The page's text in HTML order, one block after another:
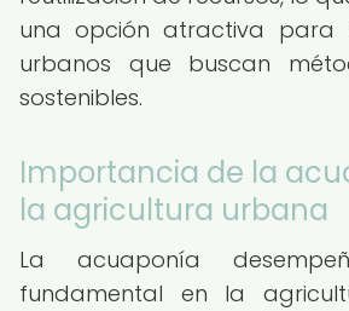
una opción atractiva para
urbanos que buscan
sostenibles.
Importancia de la
la agricultura urbana
La acuaponía
fundamental en la